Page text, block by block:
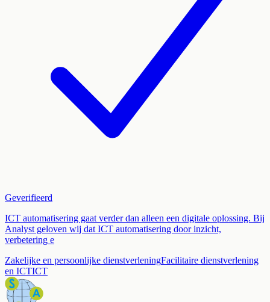
Geverifieerd
ICT automatisering gaat verder dan alleen een digitale oplossing. Bij
Analyst geloven wij dat ICT automatisering door inzicht,
verbetering e
Zakelijke en persoonlijke dienstverleningFacilitaire dienstverlening
en ICTICT